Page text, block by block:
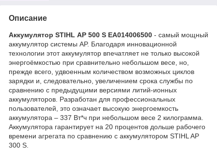
Описание
Аккумулятор STIHL АР 500 S EA014006500 - самый мощный
аккумулятор системы AP. Благодаря инновационной
технологии этот аккумулятор впечатляет не только высокой
энергоёмкостью при сравнительно небольшом весе, но,
прежде всего, удвоенным количеством возможных циклов
зарядки и, следовательно, увеличением срока службы по
сравнению с предыдущими версиями литий-ионных
аккумуляторов. Разработан для профессиональных
пользователей, это означает высокую энергоемкость
аккумулятора – 337 Вт*ч при небольшом весе 2 килограмма.
Аккумулятора гарантирует на 20 процентов дольше рабочего
времени агрегата по сравнению с аккумулятором STIHL AP
300 S.